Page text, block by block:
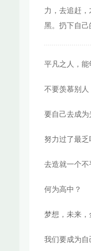
力，去追赶
黑。扔下自
平凡之人，
不要羡慕别
要自己去成
努力过了最
去造就一个不
何为高中？
梦想，未来
我们要成为